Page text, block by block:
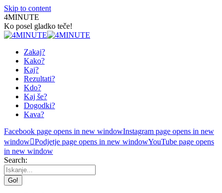
Skip to content
4MINUTE
Ko posel gladko teče!
Zakaj?
Kako?
Kaj?
Rezultati?
Kdo?
Kaj še?
Dogodki?
Kava?
Facebook page opens in new windowInstagram page opens in new
window Podjetje page opens in new windowYouTube page opens
in new window
Search: